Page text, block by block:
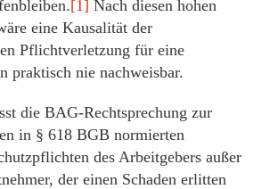
[1] Nach diesen hohen
eine Kausalität der
Pflichtverletzung für eine
praktisch nie nachweisbar.
die BAG-Rechtsprechung zur
in § 618 BGB normierten
des Arbeitgebers außer
der einen Schaden erlitten